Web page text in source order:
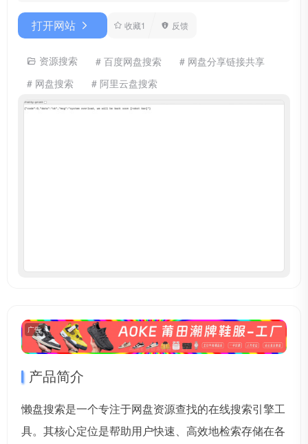
打开网站 收藏1 反馈
资源搜索 # 百度网盘搜索
# 网盘分享链接共享
# 网盘搜索
# 阿里云盘搜索
广告
产品简介
懒盘搜索是一个专注于网盘资源查找的在线搜索引擎工
具。其核心定位是帮助用户快速、高效地检索存储在各